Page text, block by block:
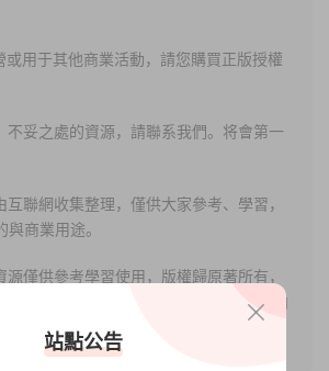
或用于其他商業活動，請您購買正版授權
不妥之處的資源，請聯系我們。将會第一
聯網收集整理，僅供大家參考、學習，
商業用途。
僅供參考學習使用，版權歸原著所有，
與任何商業和非法行爲，請于24小時之内
站點公告